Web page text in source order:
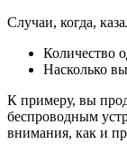
Случаи, когда,
Количество
Насколько
К примеру, вы
беспроводным
внимания, как и